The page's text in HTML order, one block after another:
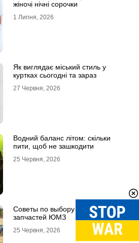
жіночі нічні сорочки
1 Липня, 2026
Як виглядає міський стиль у
куртках сьогодні та зараз
27 Червня, 2026
Водний баланс літом: скільки
пити, щоб не зашкодити
25 Червня, 2026
Советы по выбору качественных
запчастей ЮМЗ
25 Червня, 2026